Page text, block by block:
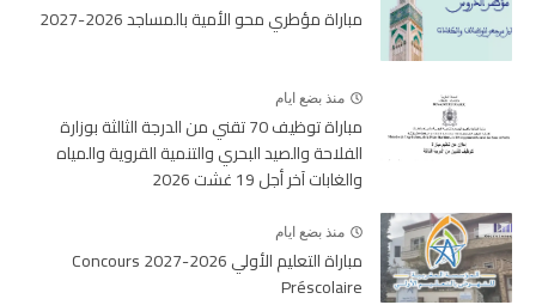
مباراة مؤطري محو الأمية بالمساجد 2026-2027
منذ بضع ايام
مباراة توظيف 70 تقني من الدرجة الثالثة بوزارة
الفلاحة والصيد البحري والتنمية القروية والمياه
والغابات آخر أجل 19 غشت 2026
منذ بضع ايام
مباراة التعليم الأولي 2026-2027 Concours
Préscolaire